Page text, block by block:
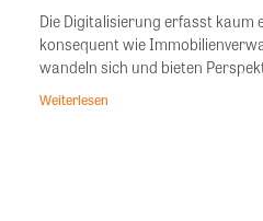
Die Digitalisierung erfasst kaum
konsequent wie
wandeln sich und bieten
Weiterlesen